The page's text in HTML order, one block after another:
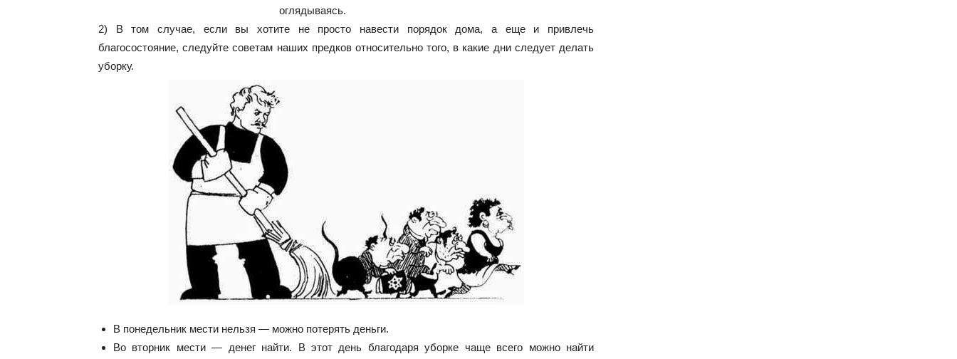
оглядываясь.
2) В том случае, если вы хотите не просто навести порядок дома, а еще и привлечь
благосостояние, следуйте советам наших предков относительно того, в какие дни следует делать
уборку.
В понедельник мести нельзя — можно потерять деньги.
Во вторник мести — денег найти. В этот день благодаря уборке чаще всего можно найти